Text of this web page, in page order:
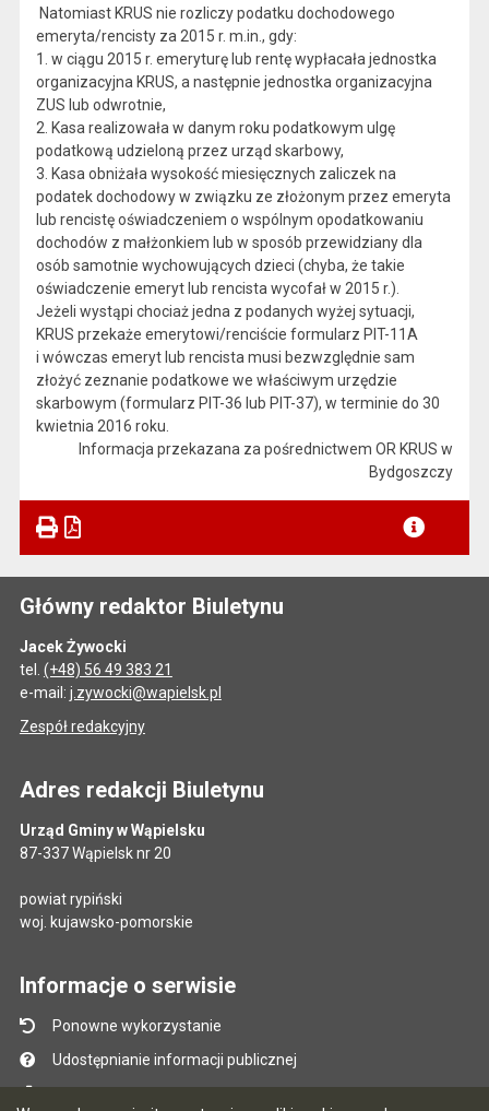
Natomiast KRUS nie rozliczy podatku dochodowego
emeryta/rencisty za 2015 r. m.in., gdy:
1. w ciągu 2015 r. emeryturę lub rentę wypłacała jednostka
organizacyjna KRUS, a następnie jednostka organizacyjna
ZUS lub odwrotnie,
2. Kasa realizowała w danym roku podatkowym ulgę
podatkową udzieloną przez urząd skarbowy,
3. Kasa obniżała wysokość miesięcznych zaliczek na
podatek dochodowy w związku ze złożonym przez emeryta
lub rencistę oświadczeniem o wspólnym opodatkowaniu
dochodów z małżonkiem lub w sposób przewidziany dla
osób samotnie wychowujących dzieci (chyba, że takie
oświadczenie emeryt lub rencista wycofał w 2015 r.).
Jeżeli wystąpi chociaż jedna z podanych wyżej sytuacji,
KRUS przekaże emerytowi/renciście formularz PIT-11A
i wówczas emeryt lub rencista musi bezwzględnie sam
złożyć zeznanie podatkowe we właściwym urzędzie
skarbowym (formularz PIT-36 lub PIT-37), w terminie do 30
kwietnia 2016 roku.
Informacja przekazana za pośrednictwem OR KRUS w
Bydgoszczy
Główny redaktor Biuletynu
Jacek Żywocki
tel. (+48) 56 49 383 21
e-mail: j.zywocki@wapielsk.pl
Zespół redakcyjny
Adres redakcji Biuletynu
Urząd Gminy w Wąpielsku
87-337 Wąpielsk nr 20
powiat rypiński
woj. kujawsko-pomorskie
Informacje o serwisie
Ponowne wykorzystanie
Udostępnianie informacji publicznej
Mapa serwisu